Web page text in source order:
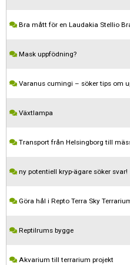
Bra mått för en Laudakia Stellio
Mask uppfödning?
Varanus cumingi – söker tips om
Växtlampa
Transport från Helsingborg till
ny potentiell kryp-ägare söker svar!
Göra hål i Repto Terra Sky
Reptilrums bygge
Akvarium till terrarium projekt